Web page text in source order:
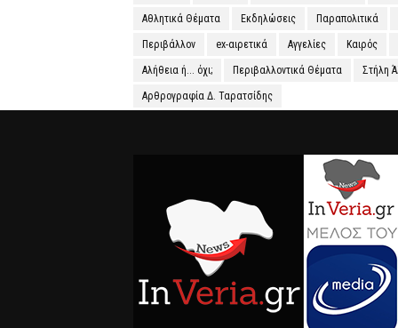
Αθλητικά Θέματα Εκδηλώσεις Παραπολιτικά
Περιβάλλον ex-αιρετικά Αγγελίες Καιρός
Αλήθεια ή... όχι; Περιβαλλοντικά Θέματα Στήλη
Αρθρογραφία Δ. Ταρατσίδης